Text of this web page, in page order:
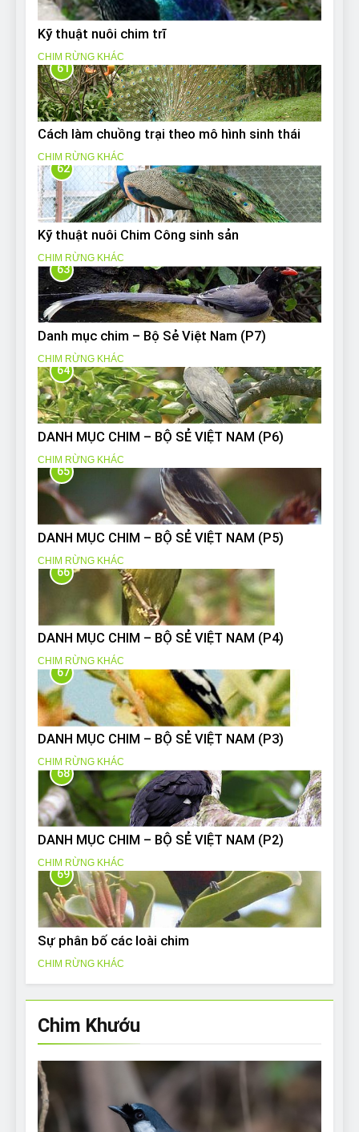
Kỹ thuật nuôi chim trĩ
CHIM RỪNG KHÁC
61
Cách làm chuồng trại theo mô hình sinh thái
CHIM RỪNG KHÁC
62
Kỹ thuật nuôi Chim Công sinh sản
CHIM RỪNG KHÁC
63
Danh mục chim – Bộ Sẻ Việt Nam (P7)
CHIM RỪNG KHÁC
64
DANH MỤC CHIM – BỘ SẺ VIỆT NAM (P6)
CHIM RỪNG KHÁC
65
DANH MỤC CHIM – BỘ SẺ VIỆT NAM (P5)
CHIM RỪNG KHÁC
66
DANH MỤC CHIM – BỘ SẺ VIỆT NAM (P4)
CHIM RỪNG KHÁC
67
DANH MỤC CHIM – BỘ SẺ VIỆT NAM (P3)
CHIM RỪNG KHÁC
68
DANH MỤC CHIM – BỘ SẺ VIỆT NAM (P2)
CHIM RỪNG KHÁC
69
Sự phân bố các loài chim
CHIM RỪNG KHÁC
Chim Khướu